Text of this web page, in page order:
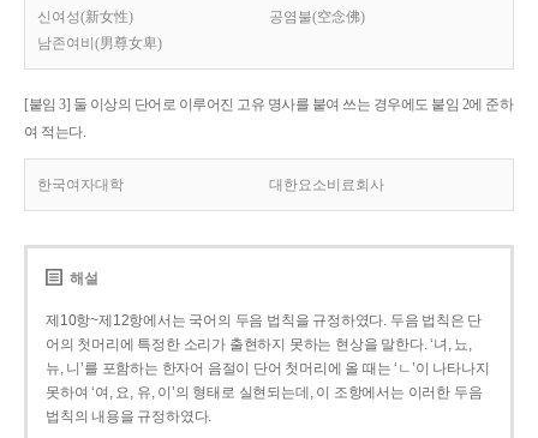
신여성(新女性)
공염불(空念佛)
남존여비(男尊女卑)
[붙임 3] 둘 이상의 단어로 이루어진 고유 명사를 붙여 쓰는 경우에도 붙임 2에 준하
여 적는다.
한국여자대학 대한요소비료회사
해설
제10항~제12항에서는 국어의 두음 법칙을 규정하였다. 두음 법칙은 단
어의 첫머리에 특정한 소리가 출현하지 못하는 현상을 말한다. ‘녀, 뇨,
뉴, 니’를 포함하는 한자어 음절이 단어 첫머리에 올 때는 ‘ㄴ’이 나타나지
못하여 ‘여, 요, 유, 이’의 형태로 실현되는데, 이 조항에서는 이러한 두음
법칙의 내용을 규정하였다.